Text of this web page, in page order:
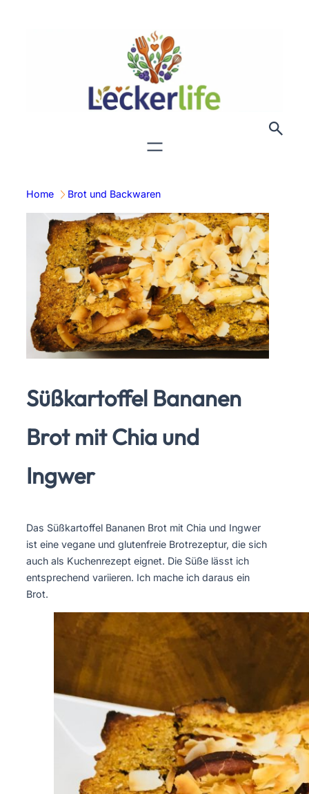
Home Brot und Backwaren
Süßkartoffel Bananen
Brot mit Chia und
Ingwer
Das Süßkartoffel Bananen Brot mit Chia und Ingwer
ist eine vegane und glutenfreie Brotrezeptur, die sich
auch als Kuchenrezept eignet. Die Süße lässt ich
entsprechend variieren. Ich mache ich daraus ein
Brot.